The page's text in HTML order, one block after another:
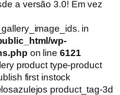
a versão 3.0! Em vez
in
wp-
on line 6121
product type-product
first instock
product_tag-3d